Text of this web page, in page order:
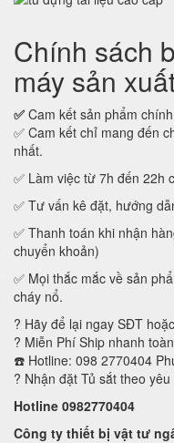
Chính sách
máy sản
✅ Cam kết sản phẩm
✅ Cam kết chỉ mang đến
nhất.
✅ Làm việc từ 7h đến 22h
✅ Tư vấn kê đặt, hướng
✅ Thanh toán khi nhận
chuyển khoản)
✅ Mọi thắc mắc về sản
cháy nổ.
? Hãy để lại ngay SĐT
? Miễn Phí Ship nhanh
☎️ Hotline: 098 2770404
? Nhận đặt Tủ sắt theo yêu
Hotline 0982770404
Công ty thiết bị vật tư